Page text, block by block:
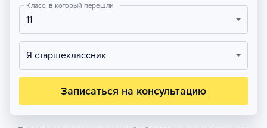
Класс, в который перешли
11
Я старшеклассник
Записаться на консультацию